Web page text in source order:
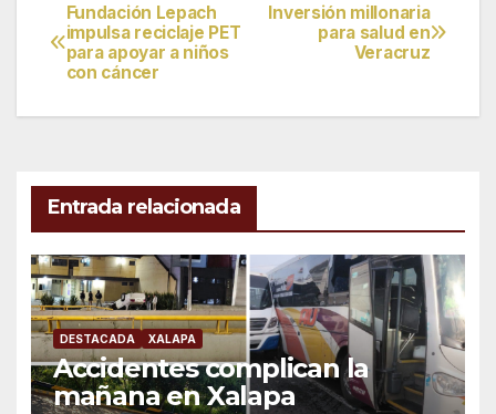
Navegación
de
entradas
Inversión millonaria
para salud en
Veracruz
Fundación Lepach
impulsa reciclaje PET
para apoyar a niños
con cáncer
Entrada relacionada
DESTACADA XALAPA
Accidentes complican la
mañana en Xalapa